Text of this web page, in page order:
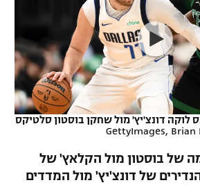
דונצ'יץ' מול שחקן בוסטון סלטיקס
GettyImages, Brian
של בוסטון מול הקלאץ' של
של דונצ'יץ' מול המדדים